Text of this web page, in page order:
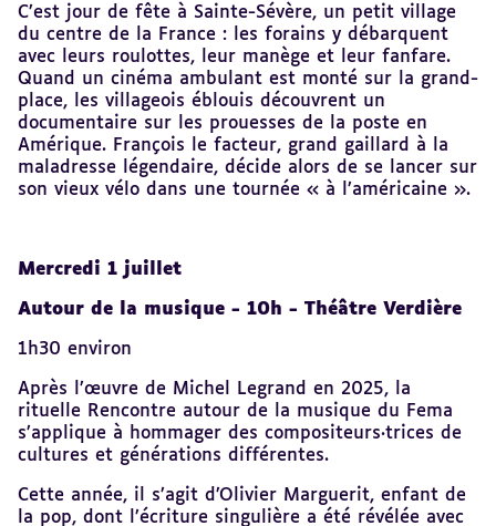
C’est jour de fête à Sainte-Sévère, un petit village
du centre de la France : les forains y débarquent
avec leurs roulottes, leur manège et leur fanfare.
Quand un cinéma ambulant est monté sur la grand-
place, les villageois éblouis découvrent un
documentaire sur les prouesses de la poste en
Amérique. François le facteur, grand gaillard à la
maladresse légendaire, décide alors de se lancer sur
son vieux vélo dans une tournée « à l’américaine ».
Mercredi 1 juillet
Autour de la musique - 10h - Théâtre Verdière
1h30 environ
Après l’œuvre de Michel Legrand en 2025, la
rituelle Rencontre autour de la musique du Fema
s’applique à hommager des compositeurs·trices de
cultures et générations différentes.
Cette année, il s’agit d’Olivier Marguerit, enfant de
la pop, dont l’écriture singulière a été révélée avec